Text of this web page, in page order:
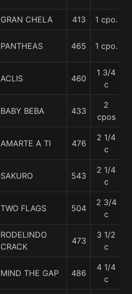
GRAN CHELA 413 1 cpo.
PANTHEAS 465 1 cpo.
ACLIS 460
1 3/4
c
BABY BEBA 433
2
cpos
AMARTE A TI 476
2 1/4
c
SAKURO 543
2 1/4
c
TWO FLAGS 504
2 3/4
c
RODELINDO
CRACK
473
3 1/2
c
MIND THE GAP 486
4 1/4
c